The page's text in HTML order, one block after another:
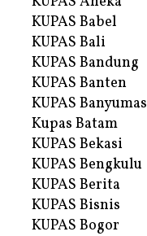
KUPAS Babel
KUPAS Bali
KUPAS Bandung
KUPAS Banten
KUPAS Banyumas
Kupas Batam
KUPAS Bekasi
KUPAS Bengkulu
KUPAS Berita
KUPAS Bisnis
KUPAS Bogor